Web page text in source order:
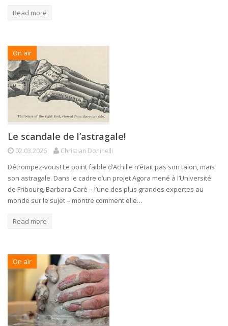
Read more
On air
Le scandale de l’astragale!
02.03.2026 Christian Doninelli
Détrompez-vous! Le point faible d’Achille n’était pas son talon, mais
son astragale. Dans le cadre d’un projet Agora mené à l’Université
de Fribourg, Barbara Carè – l’une des plus grandes expertes au
monde sur le sujet – montre comment elle…
Read more
On air